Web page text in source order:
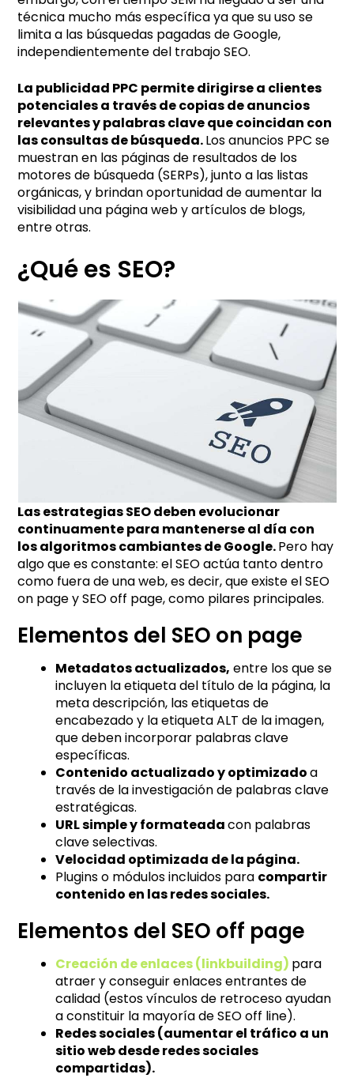
técnica mucho más específica ya que su uso se
limita a las búsquedas pagadas de Google,
independientemente del trabajo SEO.
La publicidad PPC permite dirigirse a clientes
potenciales a través de copias de anuncios
relevantes y palabras clave que coincidan con
las consultas de búsqueda.Los anuncios PPC se
muestran en las páginas de resultados de los
motores de búsqueda (SERPs), junto a las listas
orgánicas, y brindan oportunidad de aumentar la
visibilidad una página web y artículos de blogs,
entre otras.
¿Qué es SEO?
Las estrategias SEO deben evolucionar
continuamente para mantenerse al día con
los algoritmos cambiantes de Google.Pero hay
algo que es constante: el SEO actúa tanto dentro
como fuera de una web, es decir, que existe el SEO
on page y SEO off page, como pilares principales.
Elementos del SEO on page
Metadatos actualizados, entre los que se
incluyen la etiqueta del título de la página, la
meta descripción, las etiquetas de
encabezado y la etiqueta ALT de la imagen,
que deben incorporar palabras clave
específicas.
Contenido actualizado y optimizadoa
través de la investigación de palabras clave
estratégicas.
URL simple y formateadacon palabras
clave selectivas.
Velocidad optimizada de la página.
Plugins o módulos incluidos para compartir
contenido en las redes sociales.
Elementos del SEO off page
Creación de enlaces (linkbuilding) para
atraer y conseguir enlaces entrantes de
calidad (estos vínculos de retroceso ayudan
a constituir la mayoría de SEO off line).
Redes sociales (aumentar el tráfico a un
sitio web desde redes sociales
compartidas).